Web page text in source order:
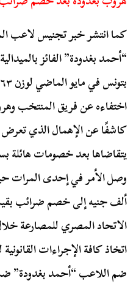
كما انتشر خبر تجنيس لاعب
“أحمد بغدودة” الفائز
اختفاءه عن فريق المنتخب
كاشفًا عن الإهمال الذي تعرض
يتقاضاها بعد خصومات هائلة
الاتحاد المصري للمصارعة
اتخاذ كافة الإجراءات
ضم اللاعب “أحمد